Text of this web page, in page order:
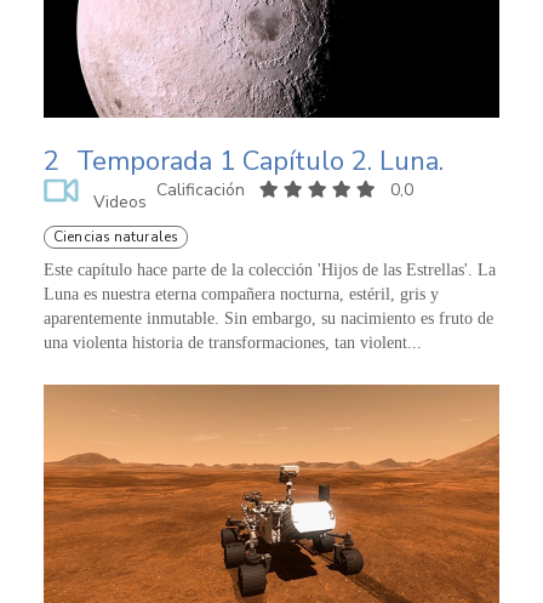
2 Temporada 1 Capítulo 2. Luna.
Videos
Calificación 0,0
Ciencias naturales
Este capítulo hace parte de la colección 'Hijos de las Estrellas'. La
Luna es nuestra eterna compañera nocturna, estéril, gris y
aparentemente inmutable. Sin embargo, su nacimiento es fruto de
una violenta historia de transformaciones, tan violent...